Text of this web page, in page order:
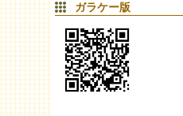
ガラケー版